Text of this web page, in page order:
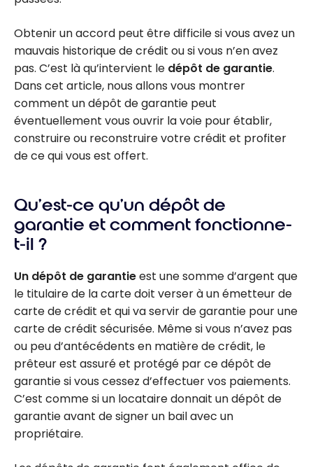
Obtenir un accord peut être difficile si vous avez un
mauvais historique de crédit ou si vous n’en avez
pas. C’est là qu’intervient le dépôt de garantie.
Dans cet article, nous allons vous montrer
comment un dépôt de garantie peut
éventuellement vous ouvrir la voie pour établir,
construire ou reconstruire votre crédit et profiter
de ce qui vous est offert.
Qu’est-ce qu’un dépôt de
garantie et comment fonctionne-
t-il ?
Un dépôt de garantieest une somme d’argent que
le titulaire de la carte doit verser à un émetteur de
carte de crédit et qui va servir de garantie pour une
carte de crédit sécurisée. Même si vous n’avez pas
ou peu d’antécédents en matière de crédit, le
prêteur est assuré et protégé par ce dépôt de
garantie si vous cessez d’effectuer vos paiements.
C’est comme si un locataire donnait un dépôt de
garantie avant de signer un bail avec un
propriétaire.